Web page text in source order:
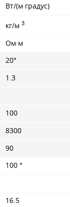
Вт/(м·градус)
кг/м 3
Ом·м
20°
1.3
100
8300
90
100 °
16.5